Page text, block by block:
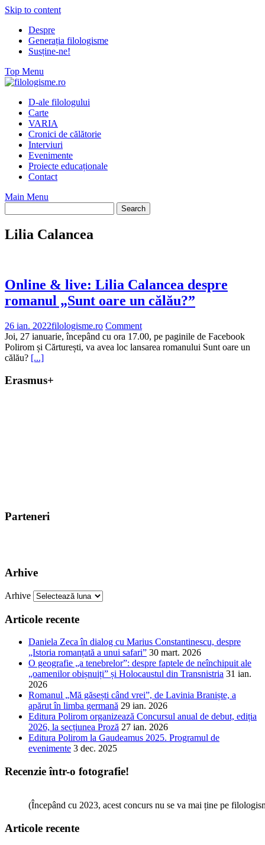
Skip to content
Despre
Generația filologisme
Susține-ne!
Top Menu
D-ale filologului
Carte
VARIA
Cronici de călătorie
Interviuri
Evenimente
Proiecte educaționale
Contact
Main Menu
Lilia Calancea
Online & live: Lilia Calancea despre
romanul „Sunt oare un călău?”
26 ian. 2022filologisme.ro Comment
Joi, 27 ianuarie, începând cu ora 17.00, pe paginile de Facebook
Polirom și Cărturești, va avea loc lansarea romanului Sunt oare un
călău? [...]
Erasmus+
Parteneri
Arhive
Arhive
Articole recente
Daniela Zeca în dialog cu Marius Constantinescu, despre
„Istoria romanțată a unui safari” 30 mart. 2026
O geografie „a tenebrelor”: despre faptele de neînchipuit ale
„oamenilor obișnuiți” și Holocaustul din Transnistria 31 ian.
2026
Romanul „Mă găsești când vrei”, de Lavinia Braniște, a
apărut în limba germană 29 ian. 2026
Editura Polirom organizează Concursul anual de debut, ediția
2026, la secțiunea Proză 27 ian. 2026
Editura Polirom la Gaudeamus 2025. Programul de
evenimente 3 dec. 2025
Recenzie într-o fotografie!
(Începând cu 2023, acest concurs nu se va mai ține pe
Articole recente